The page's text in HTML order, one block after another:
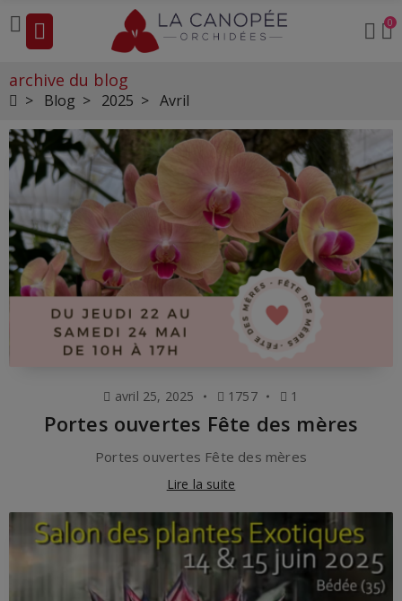
0
archive du blog
Blog 2025 Avril
avril 25, 2025 1757 1
Portes ouvertes Fête des mères
Portes ouvertes Fête des mères
Lire la suite